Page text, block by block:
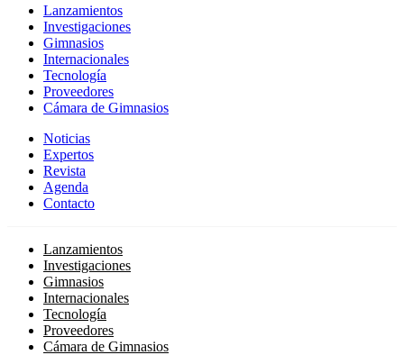
Lanzamientos
Investigaciones
Gimnasios
Internacionales
Tecnología
Proveedores
Cámara de Gimnasios
Noticias
Expertos
Revista
Agenda
Contacto
Lanzamientos
Investigaciones
Gimnasios
Internacionales
Tecnología
Proveedores
Cámara de Gimnasios